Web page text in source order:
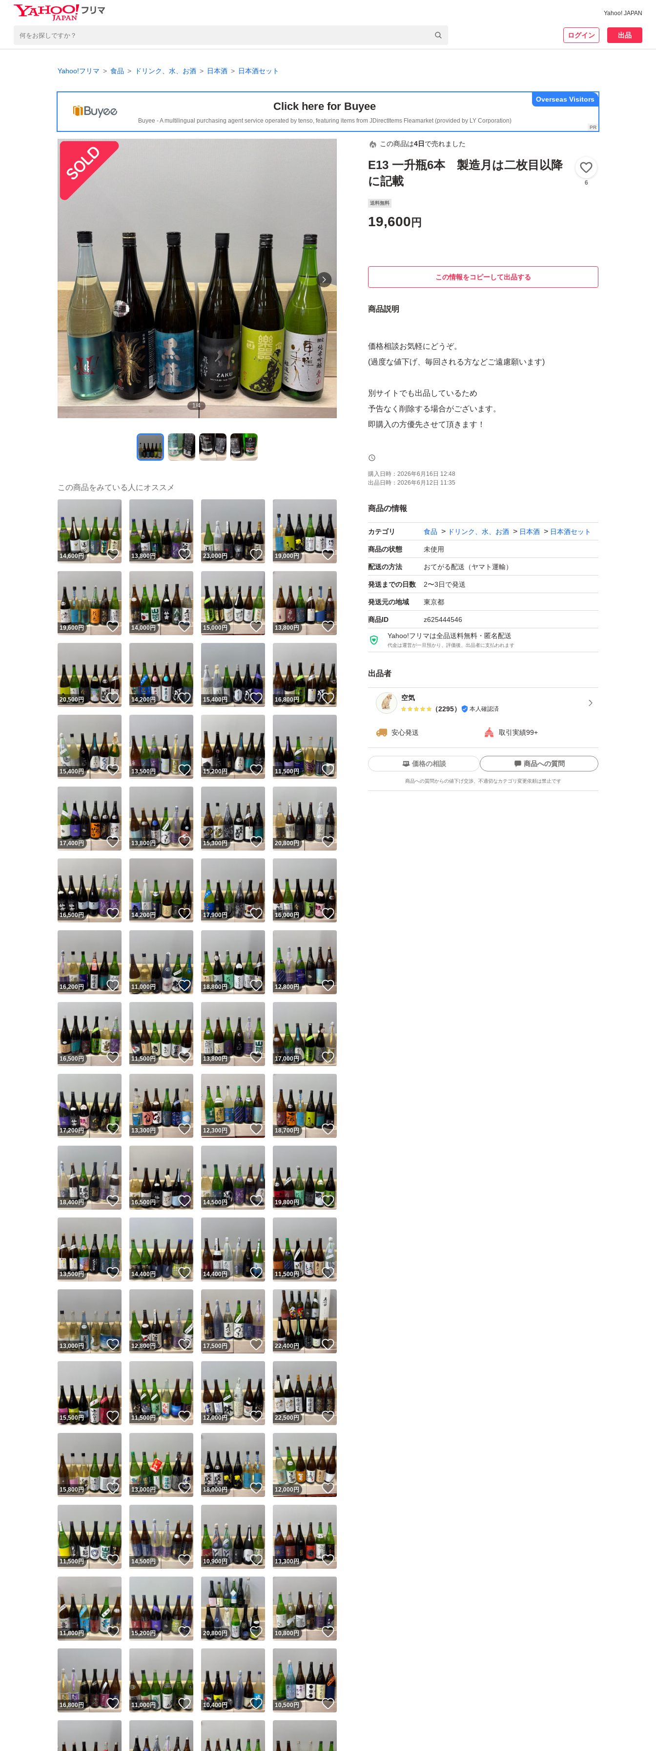
Yahoo! JAPAN
ログイン 出品
Yahoo!フリマ 食品 ドリンク、水、お酒 日本酒 日本酒セット
Click here for Buyee
Buyee - A multilingual purchasing agent service operated by tenso, featuring items from JDirectItems Fleamarket (provided by LY Corporation)
Overseas Visitors
1/4
この商品は4日 で売れました
E13 一升瓶6本 製造月は二枚目以降
に記載
6
送料無料
19,600 円
この情報をコピーして出品する
商品説明
価格相談お気軽にどうぞ。
(過度な値下げ、毎回される方などご遠慮願います)
別サイトでも出品しているため
予告なく削除する場合がございます。
即購入の方優先させて頂きます！
トラブル防止の為、返品、返金はお断りします。
よろしくお願いします！！
・Yahoo!フリマの仕様につきクール便での発送は行なっておりま
せん。ご了承ください。
・購入意思のない価格相談はお辞めください。
・20歳未満の方には販売しません。
P箱で発送しております！
・段ボールご希望の際は購入後にメッセージでご連絡ください。
・配達日時のご希望がある方も購入後のメッセージでご連絡くだ
・日曜日、月曜日は発送をお休みさせて頂く場合がございます
が、ご了承下さい。
・ダンボールは破損しやすい為プラスチック箱を推奨します。※
す。
------------検索用------------
獺祭、十四代、黒龍、而今、鍋島、勝駒、花邑、花陽浴、新政、
購入日時： 2026年6月16日 12:48
出品日時： 2026年6月12日 11:35
商品の情報
カテゴリ 食品 ドリンク、水、お酒 日本酒 日本酒セット
商品の状態 未使用
配送の方法 おてがる配送（ヤマト運輸）
発送までの日数 2〜3日で発送
発送元の地域 東京都
商品ID z625444546
Yahoo!フリマは全品送料無料・匿名配送
代金は運営が一旦預かり、評価後、出品者に支払われます
出品者
空気
（2295） 本人確認済
安心発送 取引実績99+
ユーザーの実績について
Yahoo!フリマが定めた一定の基準を満たしたユーザーにバッジを付与しています
安心取引出品者
安心取引出品者 Yahoo!フリマの基準をクリアした安心・安全なユーザーです
取引実績
取引実績◯+ このユーザーはYahoo!フリマの取引を完了させた実績があります
他フリマ実績◯+ このユーザーは他フリマサービスでの取引実績があります
スピード&安心発送
※このバッジは実績に基づく表示であり、発送を保証しているものではありません
スピード＆安心発送
このユーザーは高頻度で24時間以内＆設定した発送日数内に発送してい
ます
スピード発送 このユーザーは高頻度で24時間以内に発送しています
安心発送 このユーザーは設定した発送日数内に発送しています
価格の相談 商品への質問
商品への質問からの値下げ交渉、不適切なカテゴリ変更依頼は禁止です
この商品の情報をコピーします
商品画像の無断転載は禁止されています
出品ページへ
この商品をみている人にオススメ
14,600円 いいね！
13,800円 いいね！
23,000円 いいね！
19,000円 いいね！
19,600円 いいね！
14,000円 いいね！
15,000円 いいね！
13,800円 いいね！
20,500円 いいね！
14,200円 いいね！
15,400円 いいね！
16,800円 いいね！
15,400円 いいね！
13,500円 いいね！
15,200円 いいね！
11,500円 いいね！
17,400円 いいね！
13,800円 いいね！
15,300円 いいね！
20,800円 いいね！
16,500円 いいね！
14,200円 いいね！
17,900円 いいね！
16,000円 いいね！
16,200円 いいね！
11,000円 いいね！
18,800円 いいね！
12,800円 いいね！
16,500円 いいね！
11,500円 いいね！
13,800円 いいね！
17,000円 いいね！
17,200円 いいね！
13,300円 いいね！
12,300円 いいね！
18,700円 いいね！
18,400円 いいね！
16,500円 いいね！
14,500円 いいね！
19,800円 いいね！
13,500円 いいね！
14,400円 いいね！
14,400円 いいね！
11,500円 いいね！
13,000円 いいね！
12,800円 いいね！
17,500円 いいね！
22,400円 いいね！
15,500円 いいね！
11,500円 いいね！
12,000円 いいね！
22,500円 いいね！
15,800円 いいね！
13,000円 いいね！
18,000円 いいね！
12,000円 いいね！
11,500円 いいね！
14,500円 いいね！
10,900円 いいね！
13,300円 いいね！
11,800円 いいね！
15,200円 いいね！
20,800円 いいね！
10,800円 いいね！
16,800円 いいね！
11,000円 いいね！
10,400円 いいね！
10,500円 いいね！